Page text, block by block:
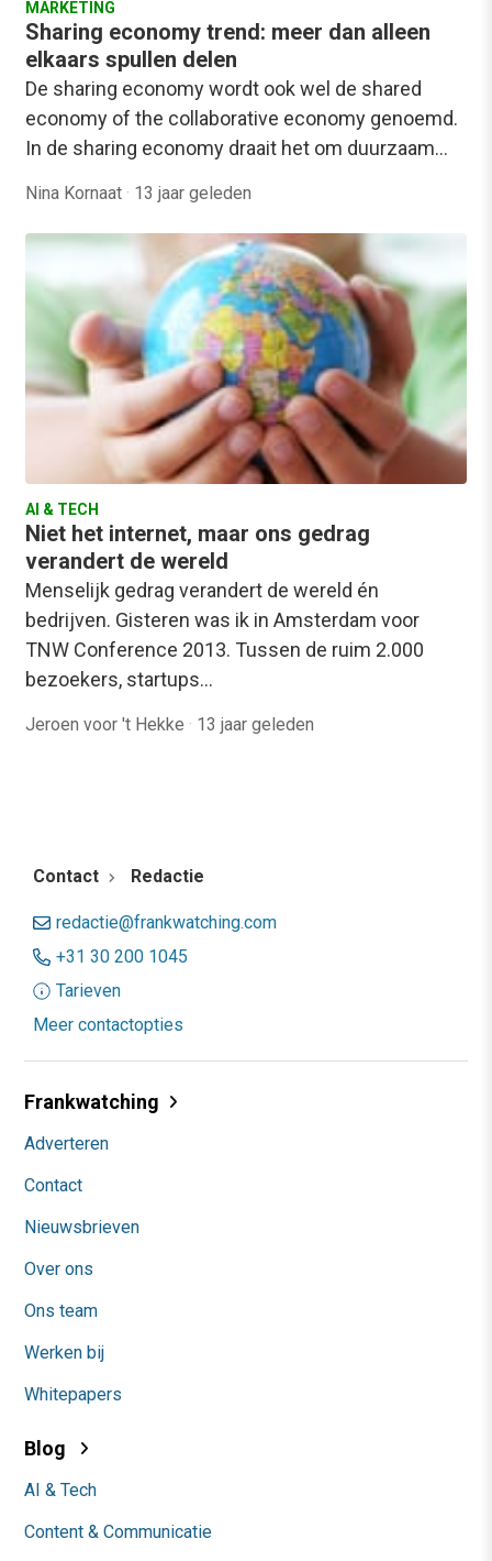
MARKETING
Sharing economy trend: meer dan alleen
elkaars spullen delen
De sharing economy wordt ook wel de shared
economy of the collaborative economy genoemd.
In de sharing economy draait het om duurzaam…
Nina Kornaat · 13 jaar geleden
AI & TECH
Niet het internet, maar ons gedrag
verandert de wereld
Menselijk gedrag verandert de wereld én
bedrijven. Gisteren was ik in Amsterdam voor
TNW Conference 2013. Tussen de ruim 2.000
bezoekers, startups…
Jeroen voor 't Hekke · 13 jaar geleden
Contact Redactie
redactie@frankwatching.com
+31 30 200 1045
Tarieven
Meer contactopties
Frankwatching
Adverteren
Contact
Nieuwsbrieven
Over ons
Ons team
Werken bij
Whitepapers
Blog
AI & Tech
Content & Communicatie